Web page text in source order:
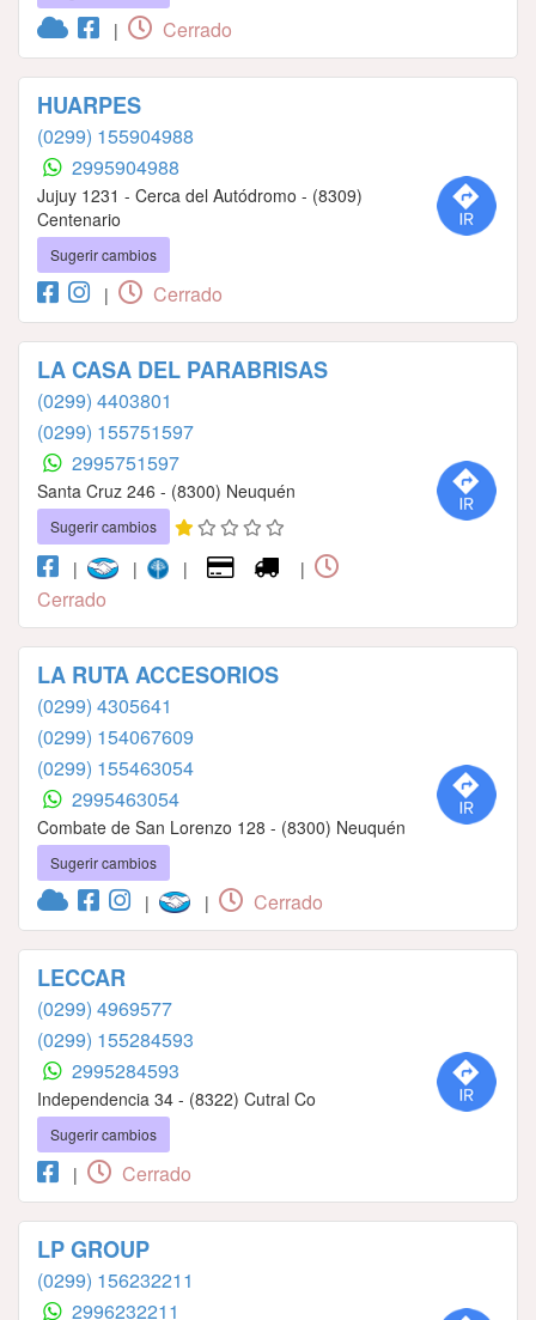
| Cerrado
HUARPES
(0299) 155904988
2995904988
Jujuy 1231 - Cerca del Autódromo - (8309)
Centenario
Sugerir cambios
| Cerrado
LA CASA DEL PARABRISAS
(0299) 4403801
(0299) 155751597
2995751597
Santa Cruz 246 - (8300) Neuquén
Sugerir cambios
| | | |
Cerrado
LA RUTA ACCESORIOS
(0299) 4305641
(0299) 154067609
(0299) 155463054
2995463054
Combate de San Lorenzo 128 - (8300) Neuquén
Sugerir cambios
| | Cerrado
LECCAR
(0299) 4969577
(0299) 155284593
2995284593
Independencia 34 - (8322) Cutral Co
Sugerir cambios
| Cerrado
LP GROUP
(0299) 156232211
2996232211